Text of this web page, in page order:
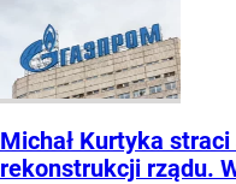
Michał Kurtyka
rekonstrukcji rządu.